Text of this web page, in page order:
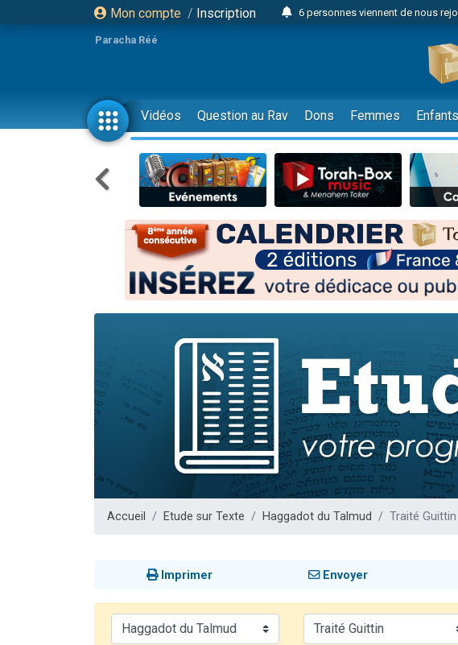
Mon compte / Inscription
6 personnes viennent de nous
2 personnes viennent de
17 personnes viennent de
4 personnes viennent de nous
Il reste 49 places pour
23 personnes viennent de
Eva vient de donner son Maasser
4 personnes viennent de nous
3 personnes viennent de nous
3 personnes viennent de
Odaya vient de donner son
13 personnes viennent de
Il reste 49 places pour
12 nouvelles musiques dans
3 personnes viennent de nous
2 personnes viennent de nous
2 personnes viennent de nous
Paracha Réé
Vidéos Question au Rav Dons Femmes Enfants
Accueil Etude sur Texte Haggadot du Talmud Traité Guittin
Imprimer Envoyer